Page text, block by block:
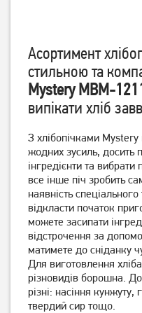
Хлібопіч Gorenje
BM1600WG
5 919грн
4 729грн
Хлібопічка Tefal PF2101
Асортимент
стильною та
Mystery MBM-1211
випікати хліб
З хлібопічками
жодних зусиль, досить
інгредієнти та
все інше піч зробить
наявність
відкласти початок
можете засипати
відстрочення за
матимете до сніданку
Для виготовлення хліба
різновидів борошна.
різні: насіння кунжуту,
твердий сир тощо.